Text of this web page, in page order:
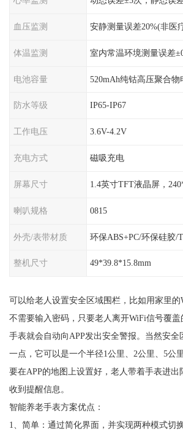
血压监测 安静测量误差20%(非医
体温监测 室内常温环境测量误差
电池容量 520mAh纯钴高压聚合物
防水等级 IP65-IP67
工作电压 3.6V-4.2V
充电方式 磁吸充电
屏幕尺寸 1.4英寸TFT液晶屏，
喇叭规格 0815
外壳/表带材质 环保ABS+PC/环保硅胶/
整机尺寸 49*39.8*15.8mm
可以给老人设置安全区域围栏，比如用家里的
不需要输入密码，只要老人离开WiFi信号覆
手表就会自动向APP发出安全警报。当然安
一点，它可以是一个半径1公里、2公里、5公
要在APP的地图上设置好，老人带着手表进出
收到提醒信息。
智能养老手表方案优点：
1、简单：通过简化界面，并实现两种模式切